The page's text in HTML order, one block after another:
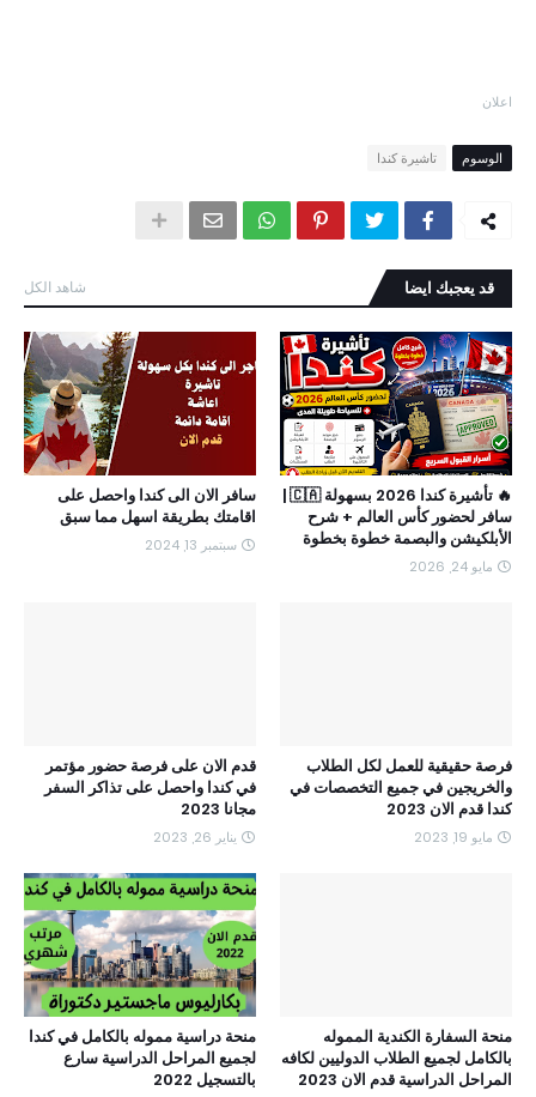
اعلان
الوسوم تاشيرة كندا
قد يعجبك ايضا شاهد الكل
🔥 تأشيرة كندا 2026 بسهولة 🇨🇦 |
سافر لحضور كأس العالم + شرح
الأبلكيشن والبصمة خطوة بخطوة
مايو 24, 2026
سافر الان الى كندا واحصل على
اقامتك بطريقة اسهل مما سبق
سبتمبر 13, 2024
فرصة حقيقية للعمل لكل الطلاب
والخريجين في جميع التخصصات في
كندا قدم الان 2023
مايو 19, 2023
قدم الان على فرصة حضور مؤتمر
في كندا واحصل على تذاكر السفر
مجانا 2023
يناير 26, 2023
منحة السفارة الكندية المموله
بالكامل لجميع الطلاب الدوليين لكافه
المراحل الدراسية قدم الان 2023
منحة دراسية مموله بالكامل في كندا
لجميع المراحل الدراسية سارع
بالتسجيل 2022